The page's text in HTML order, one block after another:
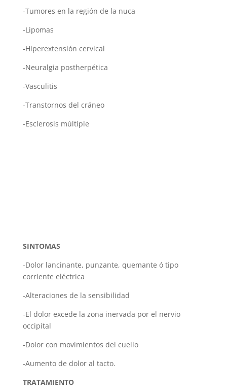
-Tumores en la región de la nuca
-Lipomas
-Hiperextensión cervical
-Neuralgia postherpética
-Vasculitis
-Transtornos del cráneo
-Esclerosis múltiple
SINTOMAS
-Dolor lancinante, punzante, quemante ó tipo
corriente eléctrica
-Alteraciones de la sensibilidad
-El dolor excede la zona inervada por el nervio
occipital
-Dolor con movimientos del cuello
-Aumento de dolor al tacto.
TRATAMIENTO